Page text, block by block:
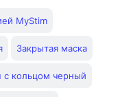
MyStim
Закрытая маска
с кольцом черный